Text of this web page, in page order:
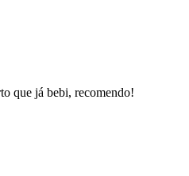
que já bebi, recomendo!